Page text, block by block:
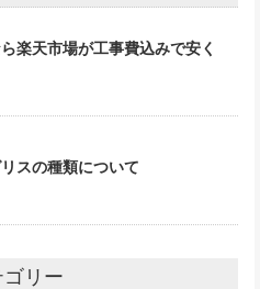
楽天市場が工事費込みで安く
スの種類について
ゴリー